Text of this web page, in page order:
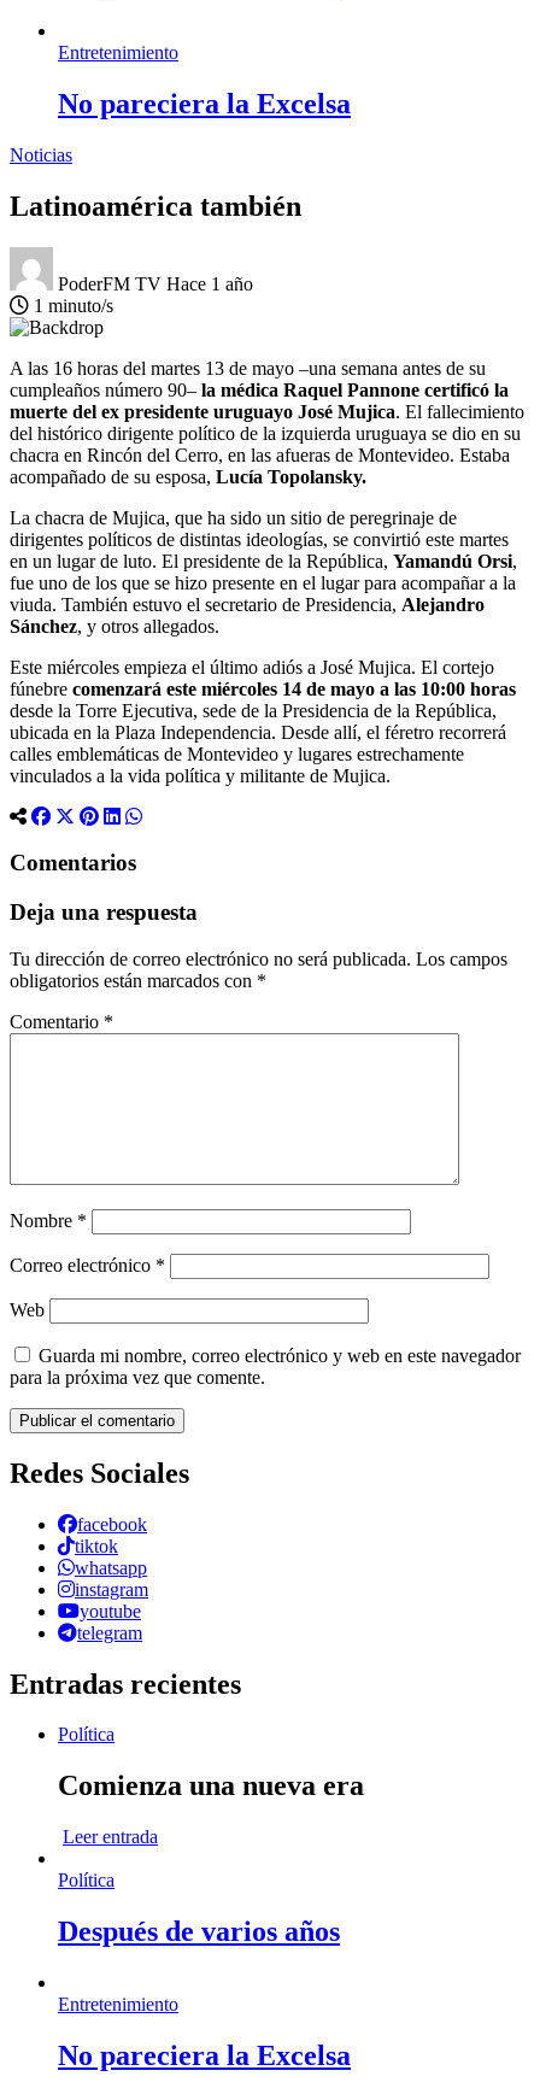
Entretenimiento
No pareciera la Excelsa
Noticias
Latinoamérica también
PoderFM TV Hace 1 año
1 minuto/s
A las 16 horas del martes 13 de mayo –una semana antes de su
cumpleaños número 90– la médica Raquel Pannone certificó la
muerte del ex presidente uruguayo José Mujica. El fallecimiento
del histórico dirigente político de la izquierda uruguaya se dio en su
chacra en Rincón del Cerro, en las afueras de Montevideo. Estaba
acompañado de su esposa, Lucía Topolansky.
La chacra de Mujica, que ha sido un sitio de peregrinaje de
dirigentes políticos de distintas ideologías, se convirtió este martes
en un lugar de luto. El presidente de la República, Yamandú Orsi,
fue uno de los que se hizo presente en el lugar para acompañar a la
viuda. También estuvo el secretario de Presidencia, Alejandro
Sánchez, y otros allegados.
Este miércoles empieza el último adiós a José Mujica. El cortejo
fúnebre comenzará este miércoles 14 de mayo a las 10:00 horas
desde la Torre Ejecutiva, sede de la Presidencia de la República,
ubicada en la Plaza Independencia. Desde allí, el féretro recorrerá
calles emblemáticas de Montevideo y lugares estrechamente
vinculados a la vida política y militante de Mujica.
Comentarios
Deja una respuesta
Tu dirección de correo electrónico no será publicada. Los campos
obligatorios están marcados con *
Comentario *
Nombre *
Correo electrónico *
Web
Guarda mi nombre, correo electrónico y web en este navegador
para la próxima vez que comente.
Redes Sociales
facebook
tiktok
whatsapp
instagram
youtube
telegram
Entradas recientes
Política
Comienza una nueva era
Leer entrada
Política
Después de varios años
Entretenimiento
No pareciera la Excelsa